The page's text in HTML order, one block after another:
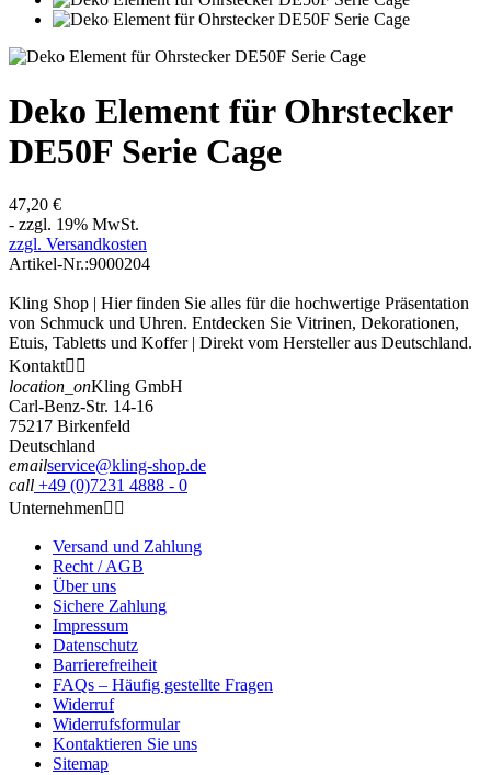
Deko Element für Ohrstecker
DE50F Serie Cage
47,20 €
- zzgl. 19% MwSt.
zzgl. Versandkosten
Artikel-Nr.:9000204
Kling Shop | Hier finden Sie alles für die hochwertige Präsentation
von Schmuck und Uhren. Entdecken Sie Vitrinen, Dekorationen,
Etuis, Tabletts und Koffer | Direkt vom Hersteller aus Deutschland.
Kontakt 
location_onKling GmbH
Carl-Benz-Str. 14-16
75217 Birkenfeld
Deutschland
emailservice@kling-shop.de
call +49 (0)7231 4888 - 0
Unternehmen 
Versand und Zahlung
Recht / AGB
Über uns
Sichere Zahlung
Impressum
Datenschutz
Barrierefreiheit
FAQs – Häufig gestellte Fragen
Widerruf
Widerrufsformular
Kontaktieren Sie uns
Sitemap